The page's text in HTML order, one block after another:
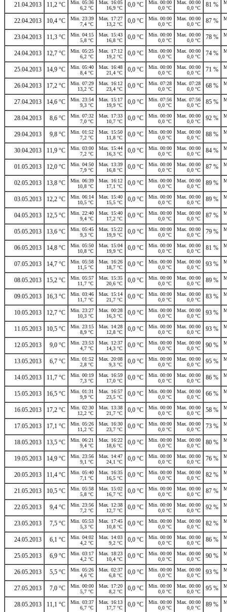
21.04.2013 11,2 °C
Min. 05:36
6,2 °C
Max. 16:05
16,9 °C
0,0 °C
Min. 00:00
0,0 °C
Max. 00:00
0,0 °C
81 %
22.04.2013 10,4 °C
Min. 23:39
7,4 °C
Max. 17:27
13,2 °C
0,0 °C
Min. 00:00
0,0 °C
Max. 00:00
0,0 °C
87 %
23.04.2013 11,3 °C
Min. 04:15
5,8 °C
Max. 15:43
16,8 °C
0,0 °C
Min. 00:00
0,0 °C
Max. 00:00
0,0 °C
78 %
24.04.2013 12,7 °C
Min. 05:25
6,2 °C
Max. 17:12
19,2 °C
0,0 °C
Min. 00:00
0,0 °C
Max. 00:00
0,0 °C
74 %
25.04.2013 14,9 °C
Min. 05:40
8,4 °C
Max. 16:48
21,4 °C
0,0 °C
Min. 00:00
0,0 °C
Max. 00:00
0,0 °C
71 %
26.04.2013 17,2 °C
Min. 07:29
13,2 °C
Max. 16:12
23,4 °C
0,0 °C
Min. 07:28
0,0 °C
Max. 07:28
0,0 °C
68 %
27.04.2013 14,6 °C
Min. 23:54
9,3 °C
Max. 15:17
19,9 °C
0,0 °C
Min. 07:56
0,0 °C
Max. 07:56
0,0 °C
85 %
28.04.2013 8,6 °C
Min. 07:32
7,0 °C
Max. 17:33
10,7 °C
0,0 °C
Min. 00:00
0,0 °C
Max. 00:00
0,0 °C
92 %
29.04.2013 9,8 °C
Min. 01:52
7,2 °C
Max. 15:50
11,8 °C
0,0 °C
Min. 00:00
0,0 °C
Max. 00:00
0,0 °C
88 %
30.04.2013 11,9 °C
Min. 03:00
7,2 °C
Max. 15:44
16,3 °C
0,0 °C
Min. 00:00
0,0 °C
Max. 00:00
0,0 °C
84 %
01.05.2013 12,0 °C
Min. 04:50
7,9 °C
Max. 13:39
16,8 °C
0,0 °C
Min. 00:00
0,0 °C
Max. 00:00
0,0 °C
87 %
02.05.2013 13,8 °C
Min. 06:39
10,8 °C
Max. 16:12
17,1 °C
0,0 °C
Min. 00:00
0,0 °C
Max. 00:00
0,0 °C
89 %
03.05.2013 12,2 °C
Min. 06:14
10,5 °C
Max. 15:40
15,5 °C
0,0 °C
Min. 00:00
0,0 °C
Max. 00:00
0,0 °C
89 %
04.05.2013 12,5 °C
Min. 22:40
9,4 °C
Max. 15:40
17,2 °C
0,0 °C
Min. 00:00
0,0 °C
Max. 00:00
0,0 °C
87 %
05.05.2013 13,6 °C
Min. 05:45
9,3 °C
Max. 15:22
19,9 °C
0,0 °C
Min. 00:00
0,0 °C
Max. 00:00
0,0 °C
79 %
06.05.2013 14,8 °C
Min. 05:50
10,8 °C
Max. 15:04
19,9 °C
0,0 °C
Min. 00:00
0,0 °C
Max. 00:00
0,0 °C
81 %
07.05.2013 14,7 °C
Min. 05:58
11,5 °C
Max. 16:26
18,7 °C
0,0 °C
Min. 00:00
0,0 °C
Max. 00:00
0,0 °C
93 %
08.05.2013 15,2 °C
Min. 05:57
11,7 °C
Max. 15:35
20,6 °C
0,0 °C
Min. 00:00
0,0 °C
Max. 00:00
0,0 °C
89 %
09.05.2013 16,3 °C
Min. 03:46
11,7 °C
Max. 15:14
21,7 °C
0,0 °C
Min. 00:00
0,0 °C
Max. 00:00
0,0 °C
83 %
10.05.2013 12,7 °C
Min. 23:27
10,3 °C
Max. 00:28
16,3 °C
0,0 °C
Min. 00:00
0,0 °C
Max. 00:00
0,0 °C
93 %
11.05.2013 10,5 °C
Min. 23:15
8,9 °C
Max. 14:28
12,8 °C
0,0 °C
Min. 00:00
0,0 °C
Max. 00:00
0,0 °C
93 %
12.05.2013 9,0 °C
Min. 23:53
4,7 °C
Max. 12:37
14,3 °C
0,0 °C
Min. 00:00
0,0 °C
Max. 00:00
0,0 °C
90 %
13.05.2013 6,7 °C
Min. 01:52
2,8 °C
Max. 20:08
9,3 °C
0,0 °C
Min. 00:00
0,0 °C
Max. 00:00
0,0 °C
95 %
14.05.2013 11,7 °C
Min. 00:19
7,3 °C
Max. 16:59
17,0 °C
0,0 °C
Min. 00:00
0,0 °C
Max. 00:00
0,0 °C
86 %
15.05.2013 16,5 °C
Min. 01:31
9,9 °C
Max. 16:57
23,5 °C
0,0 °C
Min. 00:00
0,0 °C
Max. 00:00
0,0 °C
66 %
16.05.2013 17,2 °C
Min. 02:30
12,2 °C
Max. 13:38
21,7 °C
0,0 °C
Min. 00:00
0,0 °C
Max. 00:00
0,0 °C
58 %
17.05.2013 17,1 °C
Min. 05:26
11,2 °C
Max. 16:30
23,7 °C
0,0 °C
Min. 00:00
0,0 °C
Max. 00:00
0,0 °C
73 %
18.05.2013 13,5 °C
Min. 06:21
9,4 °C
Max. 16:22
18,6 °C
0,0 °C
Min. 00:00
0,0 °C
Max. 00:00
0,0 °C
80 %
19.05.2013 14,9 °C
Min. 23:56
9,1 °C
Max. 14:47
24,1 °C
0,0 °C
Min. 00:00
0,0 °C
Max. 00:00
0,0 °C
76 %
20.05.2013 11,4 °C
Min. 05:40
7,1 °C
Max. 16:35
16,5 °C
0,0 °C
Min. 00:00
0,0 °C
Max. 00:00
0,0 °C
82 %
21.05.2013 10,5 °C
Min. 05:58
5,8 °C
Max. 15:02
16,7 °C
0,0 °C
Min. 00:00
0,0 °C
Max. 00:00
0,0 °C
87 %
22.05.2013 9,4 °C
Min. 23:56
7,2 °C
Max. 12:38
12,7 °C
0,0 °C
Min. 00:00
0,0 °C
Max. 00:00
0,0 °C
92 %
23.05.2013 7,5 °C
Min. 05:53
5,3 °C
Max. 17:45
10,8 °C
0,0 °C
Min. 00:00
0,0 °C
Max. 00:00
0,0 °C
82 %
24.05.2013 6,1 °C
Min. 04:02
4,2 °C
Max. 14:03
9,2 °C
0,0 °C
Min. 00:00
0,0 °C
Max. 00:00
0,0 °C
86 %
25.05.2013 6,9 °C
Min. 03:17
4,2 °C
Max. 18:23
10,4 °C
0,0 °C
Min. 00:00
0,0 °C
Max. 00:00
0,0 °C
90 %
26.05.2013 5,5 °C
Min. 05:26
4,6 °C
Max. 02:37
6,8 °C
0,0 °C
Min. 00:00
0,0 °C
Max. 00:00
0,0 °C
93 %
27.05.2013 7,0 °C
Min. 00:00
5,7 °C
Max. 17:20
8,2 °C
0,0 °C
Min. 00:00
0,0 °C
Max. 00:00
0,0 °C
95 %
28.05.2013 11,1 °C
Min. 03:37
6,7 °C
Max. 16:13
17,7 °C
0,0 °C
Min. 00:00
0,0 °C
Max. 00:00
0,0 °C
89 %